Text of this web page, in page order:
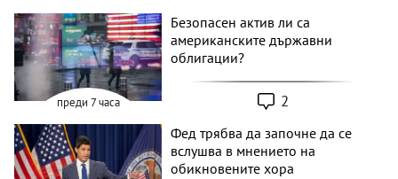
преди 7 часа
Безопасен актив ли са
американските държавни
облигации?
2
Фед трябва да започне да се
вслушва в мнението на
обикновените хора